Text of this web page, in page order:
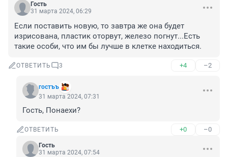
Гость
31 марта 2024, 06:29
Если поставить новую, то завтра же она будет
изрисована, пластик оторвут, железо погнут...Есть
такие особи, что им бы лучше в клетке находиться.
ОТВЕТИТЬ 3 +4 –2
гостъъ
31 марта 2024, 07:31
Гость, Понаехи?
ОТВЕТИТЬ +0 –0
Гость
31 марта 2024, 07:54